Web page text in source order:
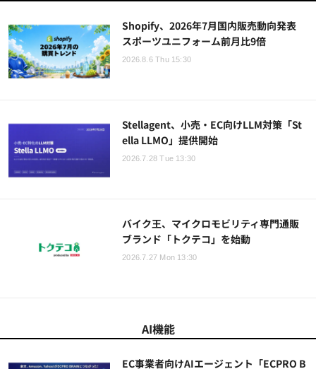
Shopify、2026年7月国内販売動向発表
スポーツユニフォーム前月比9倍
2026.8.6 Thu 15:30
Stellagent、小売・EC向けLLM対策「St
ella LLMO」提供開始
2026.7.28 Tue 13:30
バイク王、マイクロモビリティ専門通販
ブランド「トクテコ」を始動
2026.7.27 Mon 13:30
AI機能
EC事業者向けAIエージェント「ECPRO B